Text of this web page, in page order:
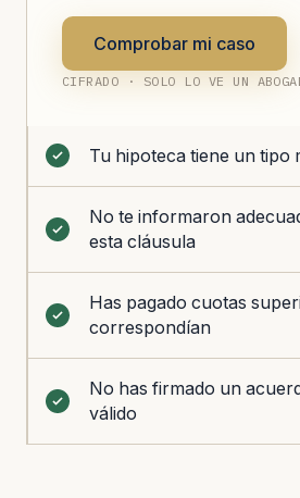
Comprobar mi caso
CIFRADO · SOLO LO VE UN
Tu hipoteca tiene un tipo
No te informaron
esta cláusula
Has pagado cuotas
correspondían
No has firmado un
válido